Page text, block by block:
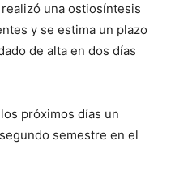
una ostiosíntesis
y se estima un plazo
de alta en dos días
próximos días un
semestre en el